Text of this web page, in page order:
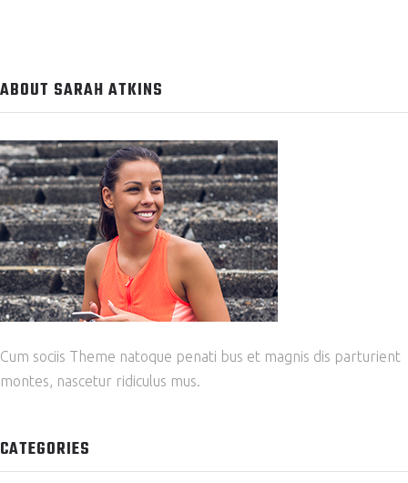
ABOUT SARAH ATKINS
Cum sociis Theme natoque penati bus et magnis dis parturient
montes, nascetur ridiculus mus.
CATEGORIES